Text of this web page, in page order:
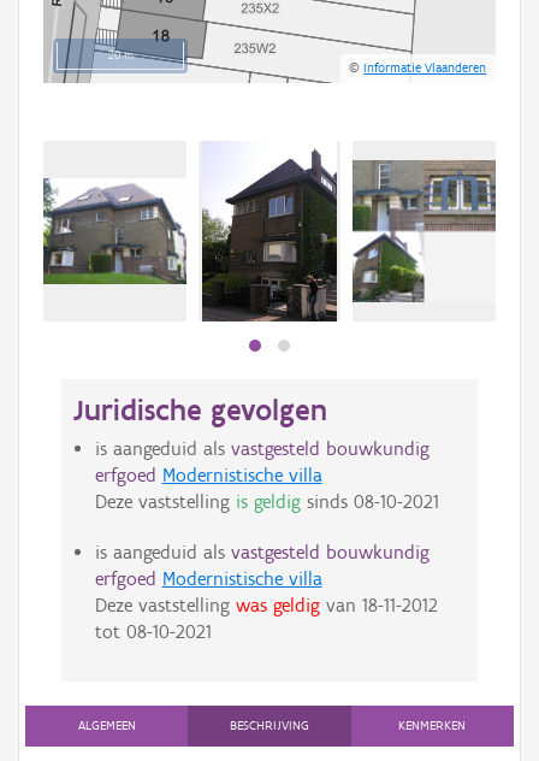
20 m
©Informatie Vlaanderen
Juridische gevolgen
is aangeduid als vastgesteld bouwkundig
erfgoed Modernistische villa
Deze vaststelling is geldigsinds 08-10-2021
is aangeduid als vastgesteld bouwkundig
erfgoed Modernistische villa
Deze vaststelling was geldigvan 18-11-2012
tot 08-10-2021
ALGEMEEN BESCHRIJVING KENMERKEN